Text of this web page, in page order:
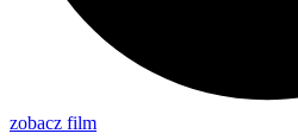
zobacz film